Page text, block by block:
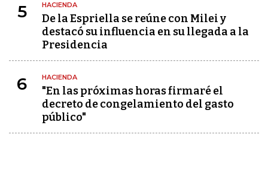
5 HACIENDA
De la Espriella se reúne con Milei y
destacó su influencia en su llegada a la
Presidencia
6 HACIENDA
"En las próximas horas firmaré el
decreto de congelamiento del gasto
público"